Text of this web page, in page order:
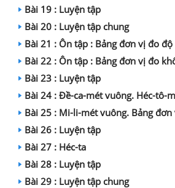
Bài 19 : Luyện tập
Bài 20 : Luyện tập chung
Bài 21 : Ôn tập : Bảng đơn vị đo độ
Bài 22 : Ôn tập : Bảng đơn vị đo
Bài 23 : Luyện tập
Bài 24 : Đề-ca-mét vuông. Héc-tô-
Bài 25 : Mi-li-mét vuông. Bảng
Bài 26 : Luyện tập
Bài 27 : Héc-ta
Bài 28 : Luyện tập
Bài 29 : Luyện tập chung